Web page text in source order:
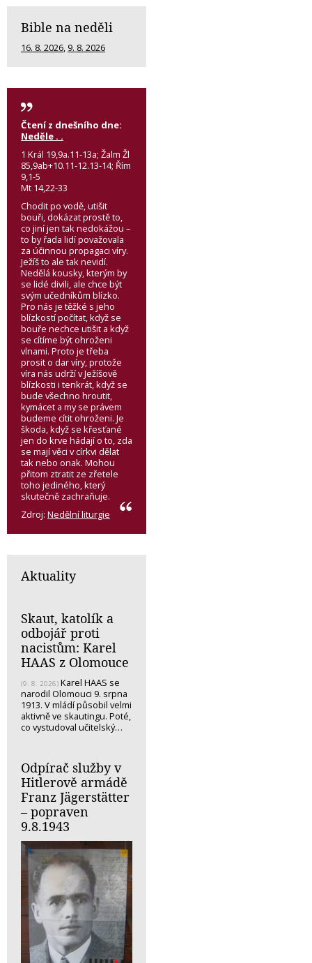
Bible na neděli
16. 8. 2026, 9. 8. 2026
Čtení z dnešního dne:
Neděle . .
1 Král 19,9a.11-13a; Žalm Žl
85,9ab+10.11-12.13-14; Řím
9,1-5
Mt 14,22-33
Chodit po vodě, utišit
bouři, dokázat prostě to,
co jiní jen tak nedokážou –
to by řada lidí považovala
za účinnou propagaci víry.
Ježíš to ale tak nevidí.
Nedělá kousky, kterým by
se lidé divili, ale chce být
svým učedníkům blízko.
Pro nás je těžké s jeho
blízkostí počítat, když se
bouře nechce utišit a když
se cítíme být ohroženi
vlnami. Proto je třeba
prosit o dar víry, protože
víra nás udrží v Ježíšově
blízkosti i tenkrát, když se
bude všechno hroutit,
kymácet a my se právem
budeme cítit ohroženi. Je
škoda, když se křesťané
jen do krve hádají o to, zda
se mají věci v církvi dělat
tak nebo onak. Mohou
přitom ztratit ze zřetele
toho jediného, který
skutečně zachraňuje.
Zdroj: Nedělní liturgie
Aktuality
Skaut, katolík a
odbojář proti
nacistům: Karel
HAAS z Olomouce
(9. 8. 2026) Karel HAAS se
narodil Olomouci 9. srpna
1913. V mládí působil velmi
aktivně ve skautingu. Poté,
co vystudoval učitelský…
Odpírač služby v
Hitlerově armádě
Franz Jägerstätter
– popraven
9.8.1943